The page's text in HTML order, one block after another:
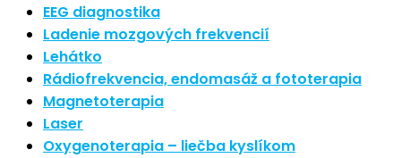
EEG diagnostika
Ladenie mozgových frekvencií
Lehátko
Rádiofrekvencia, endomasáž a fototerapia
Magnetoterapia
Laser
Oxygenoterapia – liečba kyslíkom
Nové polarizované svetlo
So psoriázou netreba žiť
Rozšírenie služieb
Hudba a vývoj mozgu